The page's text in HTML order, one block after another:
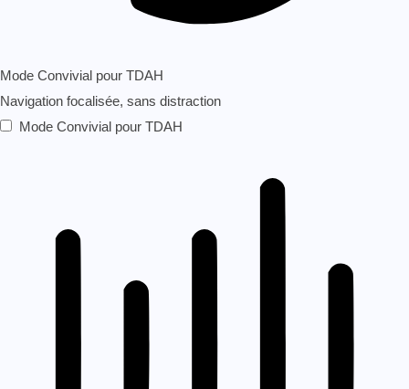
Mode Convivial pour TDAH
Navigation focalisée, sans distraction
Mode Convivial pour TDAH